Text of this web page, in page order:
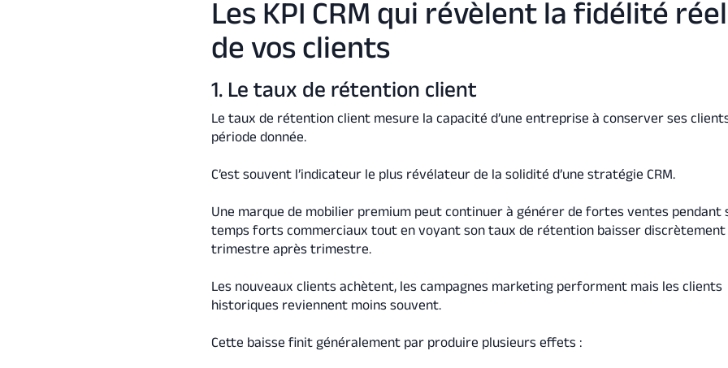
Les KPI CRM qui révèlent la fidélité
de vos clients
1. Le taux de rétention client
Le taux de rétention client mesure la capacité d’une entreprise à conserver ses
période donnée.
C’est souvent l’indicateur le plus révélateur de la solidité d’une stratégie CRM.
Une marque de mobilier premium peut continuer à générer de fortes ventes pendant
temps forts commerciaux tout en voyant son taux de rétention baisser discrètement
trimestre après trimestre.
Les nouveaux clients achètent, les campagnes marketing performent mais les clients
historiques reviennent moins souvent.
Cette baisse finit généralement par produire plusieurs effets :